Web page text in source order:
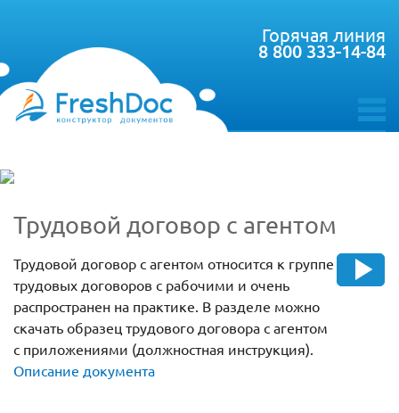
toggle
Горячая линия
8 800 333-14-84
Трудовой договор с агентом
Трудовой договор с агентом относится к группе
трудовых договоров с рабочими и очень
распространен на практике. В разделе можно
скачать образец трудового договора с агентом
с приложениями (должностная инструкция).
Описание документа